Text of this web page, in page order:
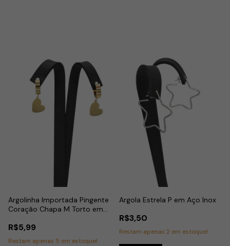
Argolinha Importada Pingente
Coração Chapa M Torto em
R$5,99
Restam apenas 5 em estoque!
Argola Estrela P em Aço Inox
R$3,50
Restam apenas 2 em estoque!